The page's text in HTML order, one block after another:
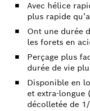
Avec hélice
plus rapide
Ont une durée
les forets en
Perçage plus
durée de vie
Disponible en
et extra-longue
décolletée de